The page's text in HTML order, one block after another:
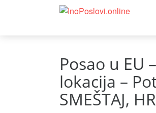
Posao u EU
lokacija –
SMEŠTAJ,